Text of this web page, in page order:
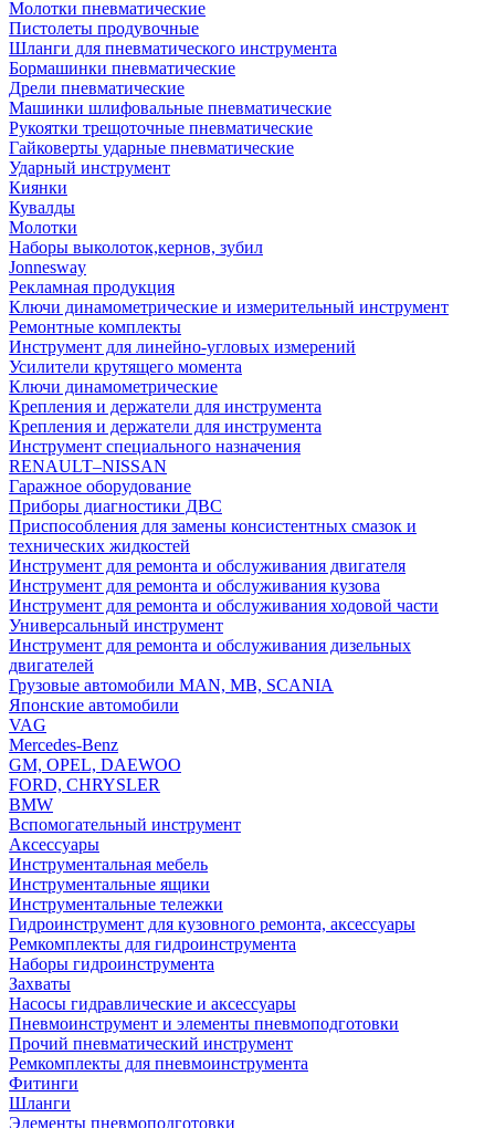
Молотки пневматические
Пистолеты продувочные
Шланги для пневматического инструмента
Бормашинки пневматические
Дрели пневматические
Машинки шлифовальные пневматические
Рукоятки трещоточные пневматические
Гайковерты ударные пневматические
Ударный инструмент
Киянки
Кувалды
Молотки
Наборы выколоток,кернов, зубил
Jonnesway
Рекламная продукция
Ключи динамометрические и измерительный инструмент
Ремонтные комплекты
Инструмент для линейно-угловых измерений
Усилители крутящего момента
Ключи динамометрические
Крепления и держатели для инструмента
Крепления и держатели для инструмента
Инструмент специального назначения
RENAULT–NISSAN
Гаражное оборудование
Приборы диагностики ДВС
Приспособления для замены консистентных смазок и
технических жидкостей
Инструмент для ремонта и обслуживания двигателя
Инструмент для ремонта и обслуживания кузова
Инструмент для ремонта и обслуживания ходовой части
Универсальный инструмент
Инструмент для ремонта и обслуживания дизельных
двигателей
Грузовые автомобили MAN, MB, SCANIA
Японские автомобили
VAG
Mercedes-Benz
GM, OPEL, DAEWOO
FORD, CHRYSLER
BMW
Вспомогательный инструмент
Аксессуары
Инструментальная мебель
Инструментальные ящики
Инструментальные тележки
Гидроинструмент для кузовного ремонта, аксессуары
Ремкомплекты для гидроинструмента
Наборы гидроинструмента
Захваты
Насосы гидравлические и аксессуары
Пневмоинструмент и элементы пневмоподготовки
Прочий пневматический инструмент
Ремкомплекты для пневмоинструмента
Фитинги
Шланги
Элементы пневмоподготовки